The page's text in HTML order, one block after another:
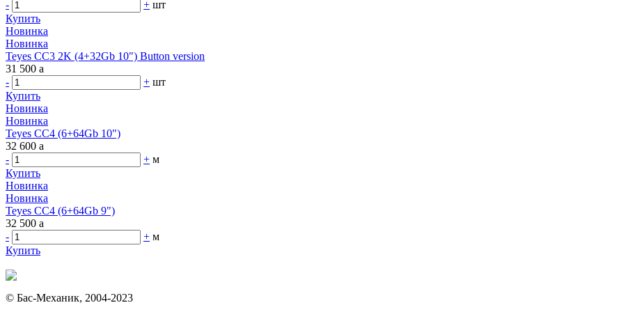
- + шт
Купить
Новинка
Новинка
Teyes CC3 2K (4+32Gb 10") Button version
31 500 a
-
+ шт
Купить
Новинка
Новинка
Teyes CC4 (6+64Gb 10")
32 600 a
-
+ м
Купить
Новинка
Новинка
Teyes CC4 (6+64Gb 9")
32 500 a
-
+ м
Купить
© Бас-Механик, 2004-2023